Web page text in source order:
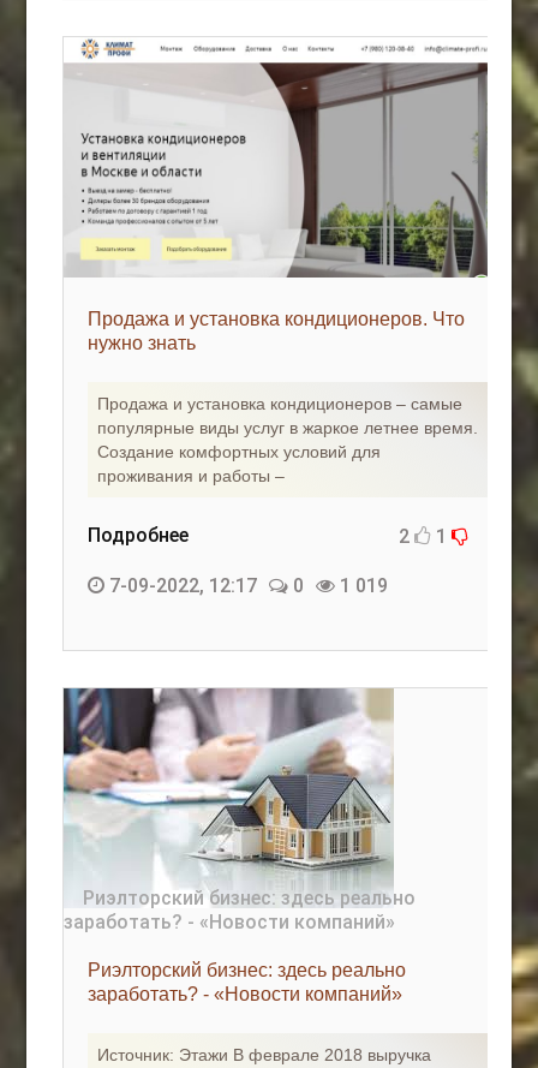
Продажа и установка кондиционеров. Что
нужно знать
Продажа и установка кондиционеров – самые
популярные виды услуг в жаркое летнее время.
Создание комфортных условий для
проживания и работы –
Подробнее 2 1
7-09-2022, 12:17 0 1 019
Риэлторский бизнес: здесь реально
заработать? - «Новости компаний»
Источник: Этажи В феврале 2018 выручка